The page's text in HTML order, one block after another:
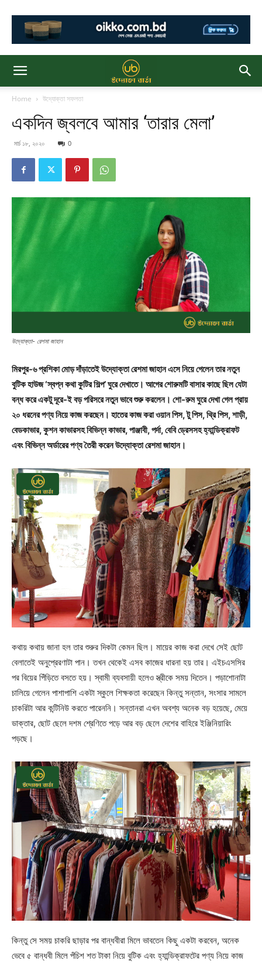
Home উদ্যোক্তা সফলতা
একদিন জ্বলবে আমার ‘তারার মেলা’
মার্চ ১৮, ২০২০ 0
উদ্যোক্তা- রেশমা জাহান
মিরপুর-৬ প্রশিকা মোড় দাঁড়াতেই উদ্যোক্তা রেশমা জাহান এসে নিয়ে গেলেন তার নতুন
বুটিক হাউজ ‘স্বপ্ন কথা কুটির শিল্প’ ঘুরে দেখাতে। আগের শোরুমটি বাসার কাছে ছিল যেটা
বন্ধ করে একটু দূরে-ই বড় পরিসরে নতুন ভাবে শুরু করলেন। শো-রুম ঘুরে দেখা গেল প্রায়
২০ ধরনের পণ্য নিয়ে কাজ করছেন। হাতের কাজ করা ওয়ান পিস, টু পিস, থ্রি পিস, শাড়ী,
বেডকাভার, কুশন কাভারসহ বিভিন্ন কাভার, পাঞ্জাবী, পর্দা, বেবি ড্রেসসহ হ্যান্ডিক্রাফট
এবং বিভিন্ন অর্ডারের পণ্য তৈরী করেন উদ্যোক্তা রেশমা জাহান।
কথায় কথায় জানা হল তার শুরুর দিকটা কেমন ছিল। মায়ের কাজ করা দেখে সেই ছোট
বেলাতেই অনুপ্রেরণাটা পান। তখন থেকেই এসব কাজের ধারনা হয় তার। এইচএসসির
পর বিয়ের পিঁড়িতে বসতে হয়। স্বামী ব্যবসায়ী হলেও স্ত্রীকে সময় দিতেন। পড়াশোনাটা
চালিয়ে গেলেন পাশাপাশি একটা স্কুলে শিক্ষকতা করেছেন কিন্তু সন্তান, সংসার সামলে
চাকরিটা আর কন্টিনিউ করতে পারেননি। সন্তানরা এখন অবশ্য অনেক বড় হয়েছে, মেয়ে
ডাক্তার, ছোট ছেলে দশম শ্রেণিতে পড়ে আর বড় ছেলে দেশের বাহিরে ইঞ্জিনিয়ারিং
পড়ছে।
কিন্তু সে সময় চাকরি ছাড়ার পর বান্ধবীরা মিলে ভাবতেন কিছু একটা করবেন, অনেক
ভেবে ৫ বান্ধবী মিলে পঁচিশ শত টাকা নিয়ে বুটিক এবং হ্যান্ডিক্রাফটের পণ্য নিয়ে কাজ